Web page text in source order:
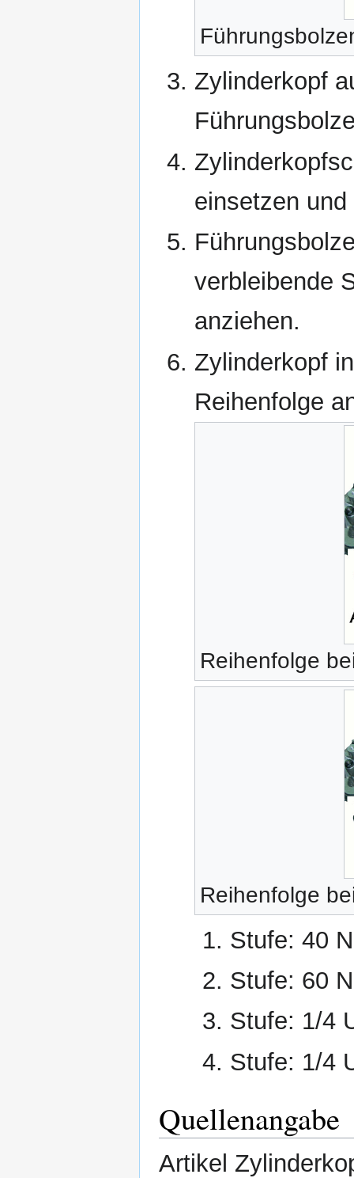
Zylinderkopf
einsetzen
verbleibende
anziehen.
Zylinderkopf
Reihenfolge
Reihenfolge
Reihenfolge
Stufe: 40
Stufe: 60
Stufe: 1/4
Stufe: 1/4
Quellenangabe
Artikel